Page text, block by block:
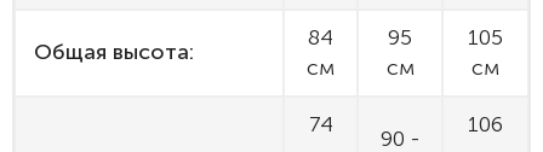
Общая высота:
84
см
95
см
105
см
74
90 -
106